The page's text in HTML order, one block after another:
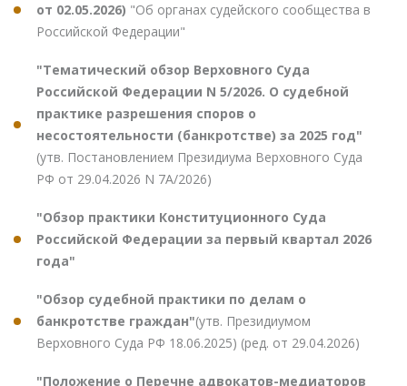
от 02.05.2026) "Об органах судейского сообщества в
Российской Федерации"
"Тематический обзор Верховного Суда
Российской Федерации N 5/2026. О судебной
практике разрешения споров о
несостоятельности (банкротстве) за 2025 год"
(утв. Постановлением Президиума Верховного Суда
РФ от 29.04.2026 N 7А/2026)
"Обзор практики Конституционного Суда
Российской Федерации за первый квартал 2026
года"
"Обзор судебной практики по делам о
банкротстве граждан"(утв. Президиумом
Верховного Суда РФ 18.06.2025) (ред. от 29.04.2026)
"Положение о Перечне адвокатов-медиаторов